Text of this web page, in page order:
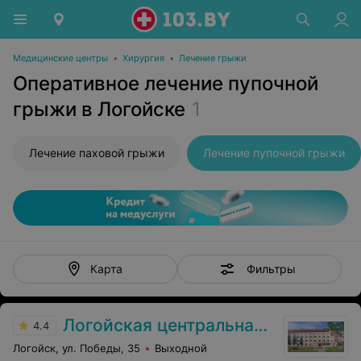
Медицинские центры • Хирургия • Лечение грыжи
Оперативное лечение пупочной
грыжи в Логойске 1
Лечение паховой грыжи Лечение пупочной грыжи
Карта Фильтры
4.4 Логойская центральная районная больница
Логойск, ул. Победы, 35 Выходной